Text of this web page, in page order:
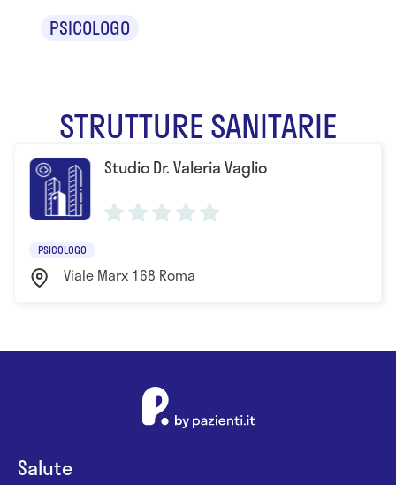
PSICOLOGO
STRUTTURE SANITARIE
Studio Dr. Valeria Vaglio
PSICOLOGO
Viale Marx 168 Roma
Salute